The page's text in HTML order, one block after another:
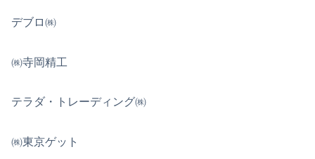
デブロ㈱
㈱寺岡精工
テラダ・トレーディング㈱
㈱東京ゲット